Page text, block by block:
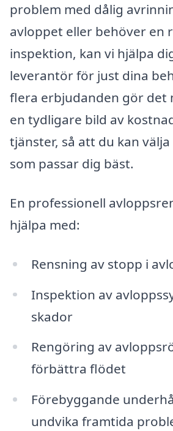
problem med dålig
avloppet eller behöver en
inspektion, kan vi hjälpa
leverantör för just dina
flera erbjudanden gör det
en tydligare bild av
tjänster, så att du kan
som passar dig bäst.
En professionell
hjälpa med:
Rensning av stopp i
Inspektion av
skador
Rengöring av
förbättra flödet
Förebyggande
undvika framtida